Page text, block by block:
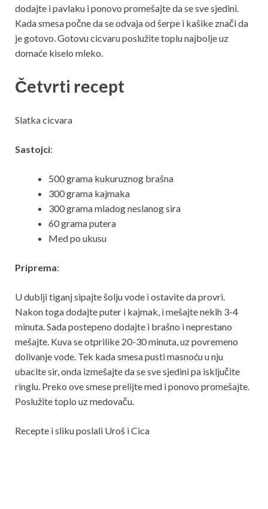
dodajte i pavlaku i ponovo promešajte da se sve sjedini.
Kada smesa počne da se odvaja od šerpe i kašike znači da
je gotovo. Gotovu cicvaru poslužite toplu najbolje uz
domaće kiselo mleko.
Četvrti recept
Slatka cicvara
Sastojci:
500 grama kukuruznog brašna
300 grama kajmaka
300 grama mladog neslanog sira
60 grama putera
Med po ukusu
Priprema:
U dublji tiganj sipajte šolju vode i ostavite da provri.
Nakon toga dodajte puter i kajmak, i mešajte nekih 3-4
minuta. Sada postepeno dodajte i brašno i neprestano
mešajte. Kuva se otprilike 20-30 minuta, uz povremeno
dolivanje vode. Tek kada smesa pusti masnoću u nju
ubacite sir, onda izmešajte da se sve sjedini pa isključite
ringlu. Preko ove smese prelijte med i ponovo promešajte.
Poslužite toplo uz medovaču.
Recepte i sliku poslali Uroš i Cica